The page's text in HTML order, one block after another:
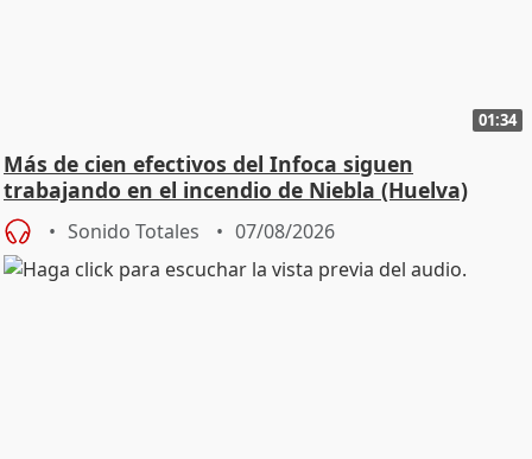
01:34
Más de cien efectivos del Infoca siguen
trabajando en el incendio de Niebla (Huelva)
Sonido Totales 07/08/2026